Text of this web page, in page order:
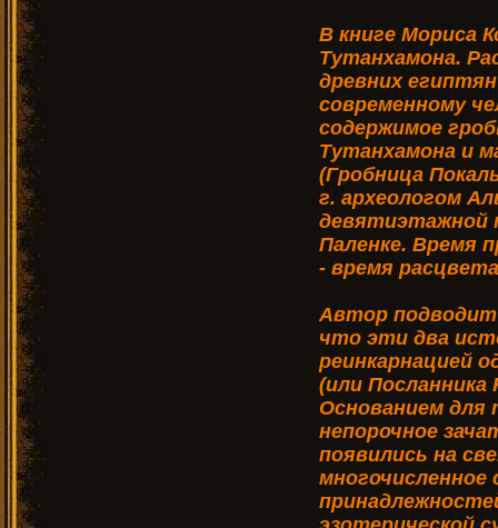
В книге Мориса
Тутанхамона.
древних
современному
содержимое
Тутанхамона и
(Гробница
г. археологом
девятиэтажной
Паленке. Время
- время
Автор
что эти два
реинкарнацией
(или Посланника
Основанием для
непорочное
появились на